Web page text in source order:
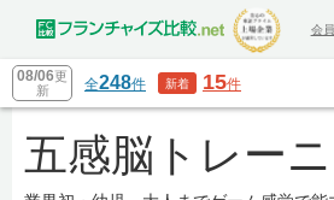
会
08/06更
新
全248件 新着 15件
五感脳トレー